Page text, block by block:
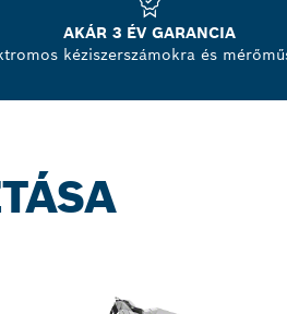
AKÁR 3 ÉV GARANCIA
kéziszerszámokra és